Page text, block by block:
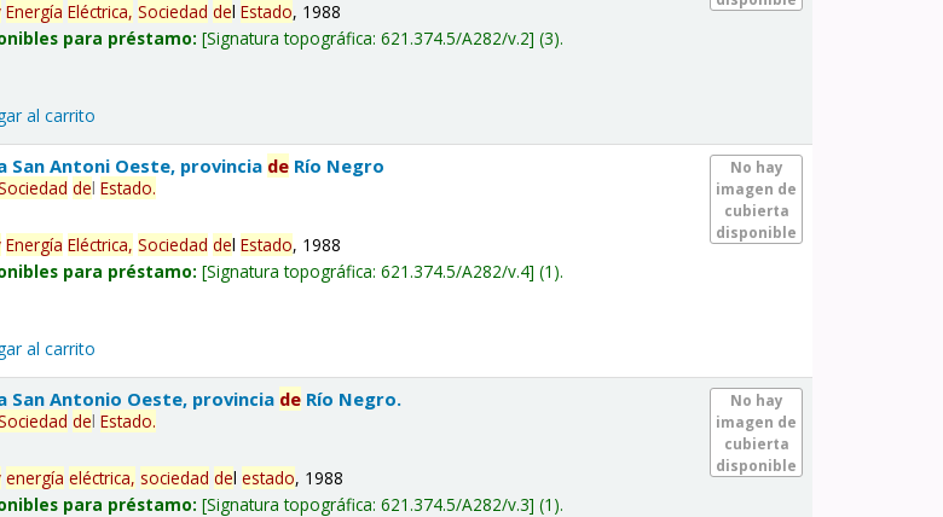
Energía Eléctrica, Sociedad delEstado, 1988
para préstamo: Signatura topográfica:621.374.5/A282/v.2 (3).
al carrito
No hay
imagen de
cubierta
disponible
Antoni Oeste, provincia de Río Negro
delEstado.
Energía Eléctrica, Sociedad delEstado, 1988
para préstamo: Signatura topográfica:621.374.5/A282/v.4 (1).
al carrito
No hay
imagen de
cubierta
disponible
Antonio Oeste, provincia de Río Negro.
delEstado.
energía eléctrica, sociedad delestado, 1988
para préstamo: Signatura topográfica:621.374.5/A282/v.3 (1).